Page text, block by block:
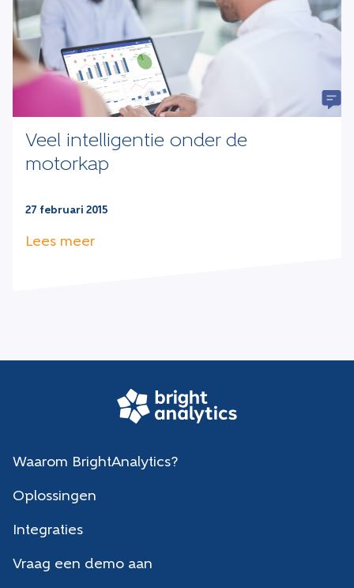
Veel intelligentie onder de
motorkap
27 februari 2015
Lees meer
Waarom BrightAnalytics?
Oplossingen
Integraties
Vraag een demo aan